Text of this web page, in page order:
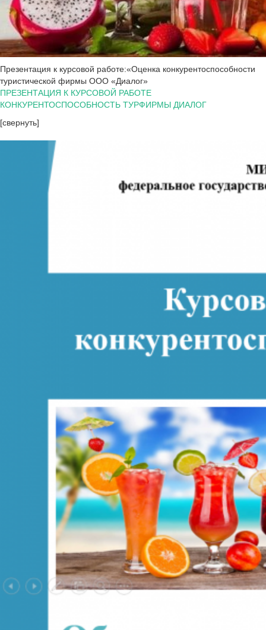
Презентация к курсовой работе:«Оценка конкурентоспособности
туристической фирмы ООО «Диалог»
ПРЕЗЕНТАЦИЯ К КУРСОВОЙ РАБОТЕ
КОНКУРЕНТОСПОСОБНОСТЬ ТУРФИРМЫ ДИАЛОГ
[свернуть]